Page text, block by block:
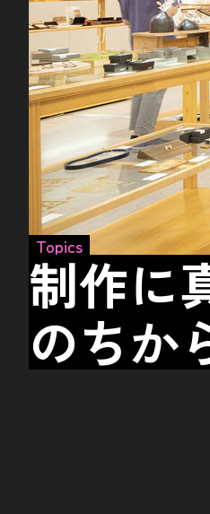
Topics
制作に
のちか